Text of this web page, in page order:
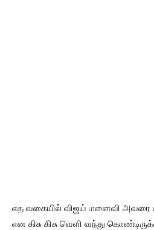
எத வகையில் விஜய் மனைவி அவரை
என கிசு கிசு வெளி வந்து